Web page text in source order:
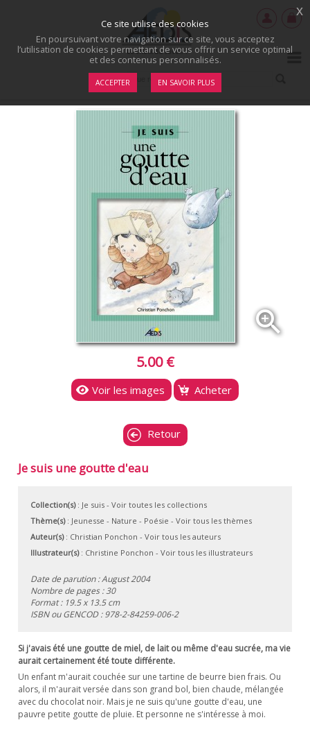
zoom_in
5.00 €
Voir les images Acheter
Retour
Je suis une goutte d'eau
Collection(s): Je suis - Voir toutes les collections
Thème(s): Jeunesse - Nature - Poésie - Voir tous les thèmes
Auteur(s): Christian Ponchon - Voir tous les auteurs
Illustrateur(s): Christine Ponchon - Voir tous les illustrateurs
Date de parution : August 2004
Nombre de pages : 30
Format : 19.5 x 13.5 cm
ISBN ou GENCOD :978-2-84259-006-2
Si j'avais été une goutte de miel, de lait ou même d'eau sucrée, ma vie
aurait certainement été toute différente.
Un enfant m'aurait couchée sur une tartine de beurre bien frais. Ou
alors, il m'aurait versée dans son grand bol, bien chaude, mélangée
avec du chocolat noir. Mais je ne suis qu'une goutte d'eau, une
pauvre petite goutte de pluie. Et personne ne s'intéresse à moi.
Ce site utilise des cookies
En poursuivant votre navigation sur ce site, vous acceptez
l’utilisation de cookies permettant de vous offrir un service optimal
et des contenus personnalisés.
ACCEPTER EN SAVOIR PLUS
x